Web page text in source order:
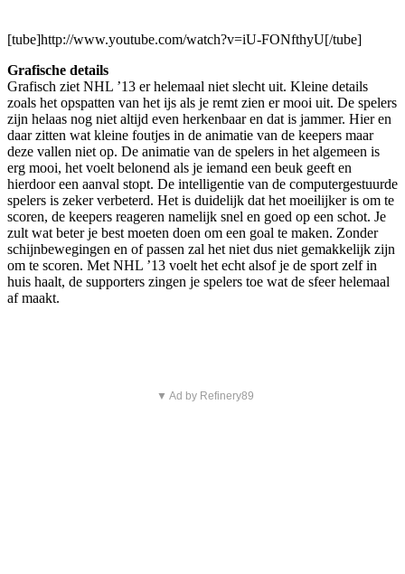
[tube]http://www.youtube.com/watch?v=iU-FONfthyU[/tube]
Grafische details
Grafisch ziet NHL ’13 er helemaal niet slecht uit. Kleine details
zoals het opspatten van het ijs als je remt zien er mooi uit. De spelers
zijn helaas nog niet altijd even herkenbaar en dat is jammer. Hier en
daar zitten wat kleine foutjes in de animatie van de keepers maar
deze vallen niet op. De animatie van de spelers in het algemeen is
erg mooi, het voelt belonend als je iemand een beuk geeft en
hierdoor een aanval stopt. De intelligentie van de computergestuurde
spelers is zeker verbeterd. Het is duidelijk dat het moeilijker is om te
scoren, de keepers reageren namelijk snel en goed op een schot. Je
zult wat beter je best moeten doen om een goal te maken. Zonder
schijnbewegingen en of passen zal het niet dus niet gemakkelijk zijn
om te scoren. Met NHL ’13 voelt het echt alsof je de sport zelf in
huis haalt, de supporters zingen je spelers toe wat de sfeer helemaal
af maakt.
▼ Ad by Refinery89